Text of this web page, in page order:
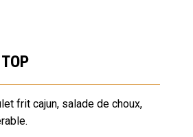
frit cajun, salade de choux,